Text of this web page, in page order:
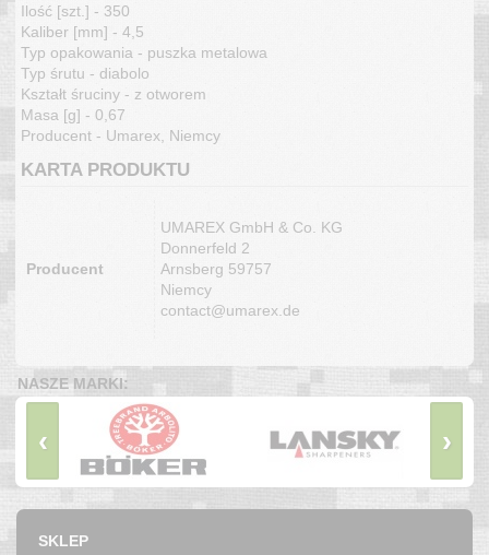
Ilość [szt.] - 350
Kaliber [mm] - 4,5
Typ opakowania - puszka metalowa
Typ śrutu - diabolo
Kształt śruciny - z otworem
Masa [g] - 0,67
Producent - Umarex, Niemcy
KARTA PRODUKTU
Producent
UMAREX GmbH & Co. KG
Donnerfeld 2
Arnsberg 59757
Niemcy
contact@umarex.de
NASZE MARKI:
‹ ›
SKLEP